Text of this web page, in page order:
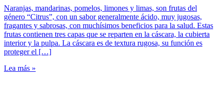
Naranjas, mandarinas, pomelos, limones y limas, son frutas del
género “Citrus”, con un sabor generalmente ácido, muy jugosas,
fragantes y sabrosas, con muchísimos beneficios para la salud. Estas
frutas contienen tres capas que se reparten en la cáscara, la cubierta
interior y la pulpa. La cáscara es de textura rugosa, su función es
proteger el […]
Lea más »